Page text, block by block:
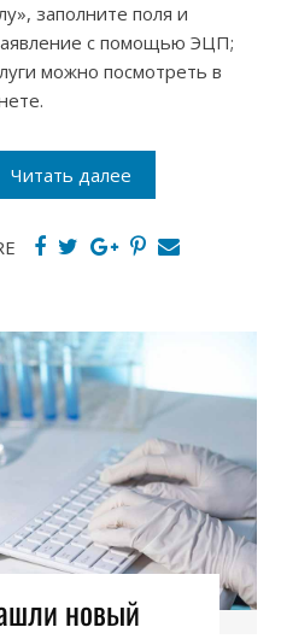
заполните поля и
с помощью ЭЦП;
можно посмотреть в
Читать далее
новый